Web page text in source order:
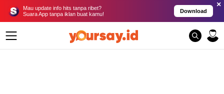
Mau update info hits tanpa ribet?
Suara App tanpa iklan buat kamu!
Download
×